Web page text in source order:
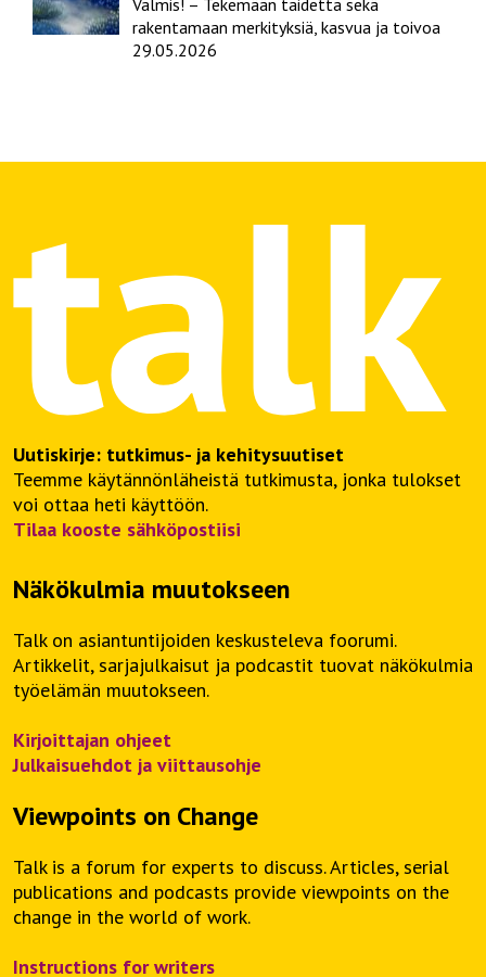
Valmis! – Tekemään taidetta sekä
rakentamaan merkityksiä, kasvua ja toivoa
29.05.2026
Uutiskirje: tutkimus- ja kehitysuutiset
Teemme käytännönläheistä tutkimusta, jonka tulokset
voi ottaa heti käyttöön.
Tilaa kooste sähköpostiisi
Näkökulmia muutokseen
Talk on asiantuntijoiden keskusteleva foorumi.
Artikkelit, sarjajulkaisut ja podcastit tuovat näkökulmia
työelämän muutokseen.
Kirjoittajan ohjeet
Julkaisuehdot ja viittausohje
Viewpoints on Change
Talk is a forum for experts to discuss. Articles, serial
publications and podcasts provide viewpoints on the
change in the world of work.
Instructions for writers